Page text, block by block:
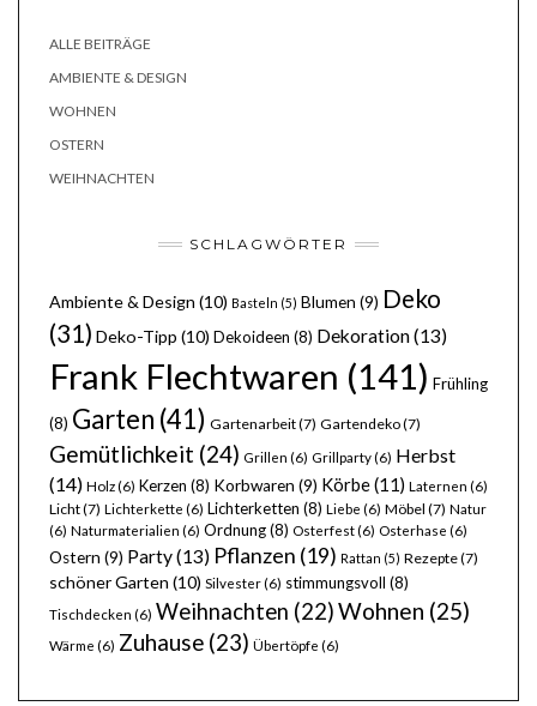
ALLE BEITRÄGE
AMBIENTE & DESIGN
WOHNEN
OSTERN
WEIHNACHTEN
SCHLAGWÖRTER
Ambiente & Design (10) Basteln (5) Blumen (9) Deko
(31) Deko-Tipp (10) Dekoideen (8) Dekoration(13)
Frank Flechtwaren (141) Frühling
(8) Garten (41) Gartenarbeit(7) Gartendeko(7)
Gemütlichkeit (24) Grillen (6) Grillparty(6) Herbst
(14) Holz(6) Kerzen (8) Korbwaren (9) Körbe(11) Laternen (6)
Licht(7) Lichterkette (6) Lichterketten (8) Liebe (6) Möbel (7) Natur
(6) Naturmaterialien (6) Ordnung(8) Osterfest(6) Osterhase (6)
Ostern (9) Party(13) Pflanzen (19) Rattan (5) Rezepte(7)
schöner Garten (10) Silvester(6) stimmungsvoll (8)
Tischdecken (6) Weihnachten (22)Wohnen (25)
Wärme (6) Zuhause (23) Übertöpfe (6)